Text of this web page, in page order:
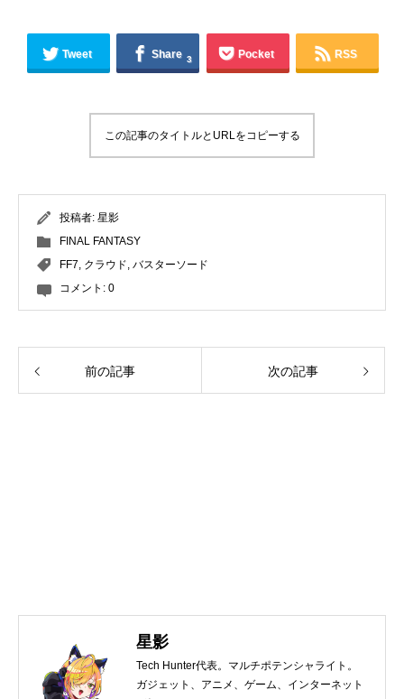
Tweet Share 3 Pocket RSS
この記事のタイトルとURLをコピーする
投稿者: 星影
FINAL FANTASY
FF7 クラウド バスターソード
コメント: 0
前の記事 次の記事
星影
Tech Hunter代表。マルチポテンシャライト。
ガジェット、アニメ、ゲーム、インターネット